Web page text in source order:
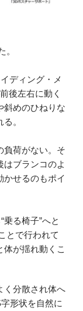
。
ディング・メ
後左右に動く
斜めのひねりな
。
負荷がない。そ
ブランコのよ
かせるのもポイ
乗る椅子”へと
とで行われて
が揺れ動くこ
く分散され体へ
形状を自然に